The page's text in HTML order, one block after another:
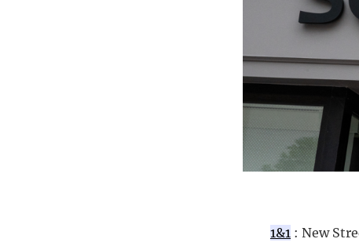
1&1 : New